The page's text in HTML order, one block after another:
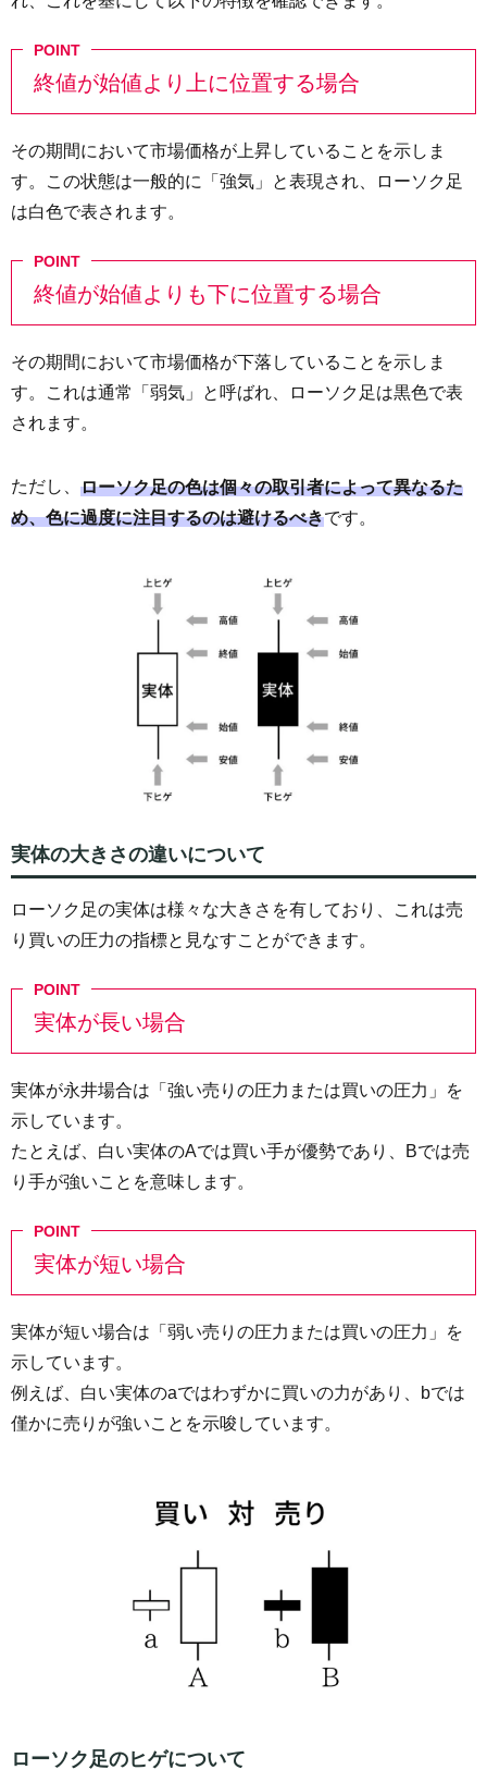
終値が始値より上に位置する場合
その期間において市場価格が上昇していることを示しま
す。この状態は一般的に「強気」と表現され、ローソク足
は白色で表されます。
終値が始値よりも下に位置する場合
その期間において市場価格が下落していることを示しま
す。これは通常「弱気」と呼ばれ、ローソク足は黒色で表
されます。
ただし、 ローソク足の色は個々の取引者によって異なるた
め、色に過度に注目するのは避けるべきです。
実体の大きさの違いについて
ローソク足の実体は様々な大きさを有しており、これは売
り買いの圧力の指標と見なすことができます。
実体が長い場合
実体が永井場合は「強い売りの圧力または買いの圧力」を
示しています。
たとえば、白い実体のAでは買い手が優勢であり、Bでは売
り手が強いことを意味します。
実体が短い場合
実体が短い場合は「弱い売りの圧力または買いの圧力」を
示しています。
例えば、白い実体のaではわずかに買いの力があり、bでは
僅かに売りが強いことを示唆しています。
ローソク足のヒゲについて